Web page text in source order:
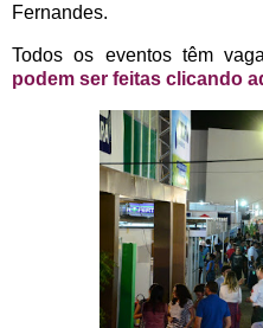
Fernandes.
Todos os eventos têm
podem ser feitas clicando